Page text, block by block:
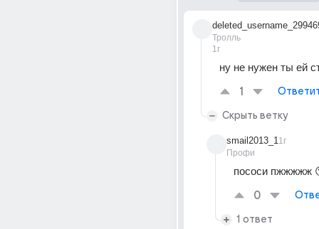
Тролль
1г
ну не нужен ты ей
1
Скрыть ветку
smail2013_1
Профи
1г
пососи пжжжжж
0
1 ответ